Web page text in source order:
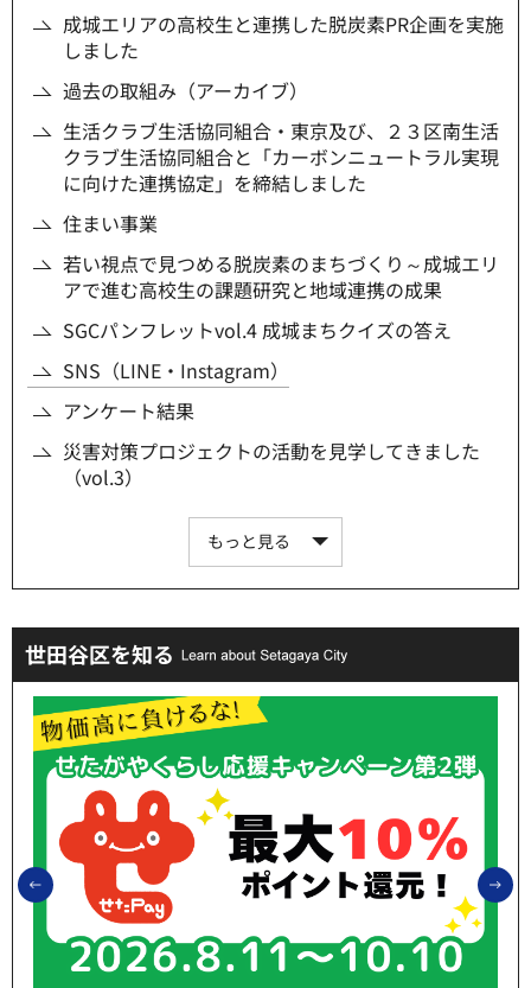
成城エリアの高校生と連携した脱炭素PR企画を実施
しました
過去の取組み（アーカイブ）
生活クラブ生活協同組合・東京及び、２３区南生活
クラブ生活協同組合と「カーボンニュートラル実現
に向けた連携協定」を締結しました
住まい事業
若い視点で見つめる脱炭素のまちづくり～成城エリ
アで進む高校生の課題研究と地域連携の成果
SGCパンフレットvol.4 成城まちクイズの答え
SNS（LINE・Instagram）
アンケート結果
災害対策プロジェクトの活動を見学してきました
（vol.3）
もっと見る
世田谷区を知る
前のスライドを表示